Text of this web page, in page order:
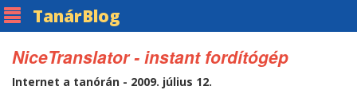
TanárBlog
NiceTranslator - instant fordítógép
Internet a tanórán - 2009. július 12.